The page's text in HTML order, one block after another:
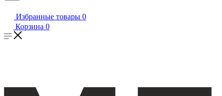
Избранные товары 0
Корзина 0